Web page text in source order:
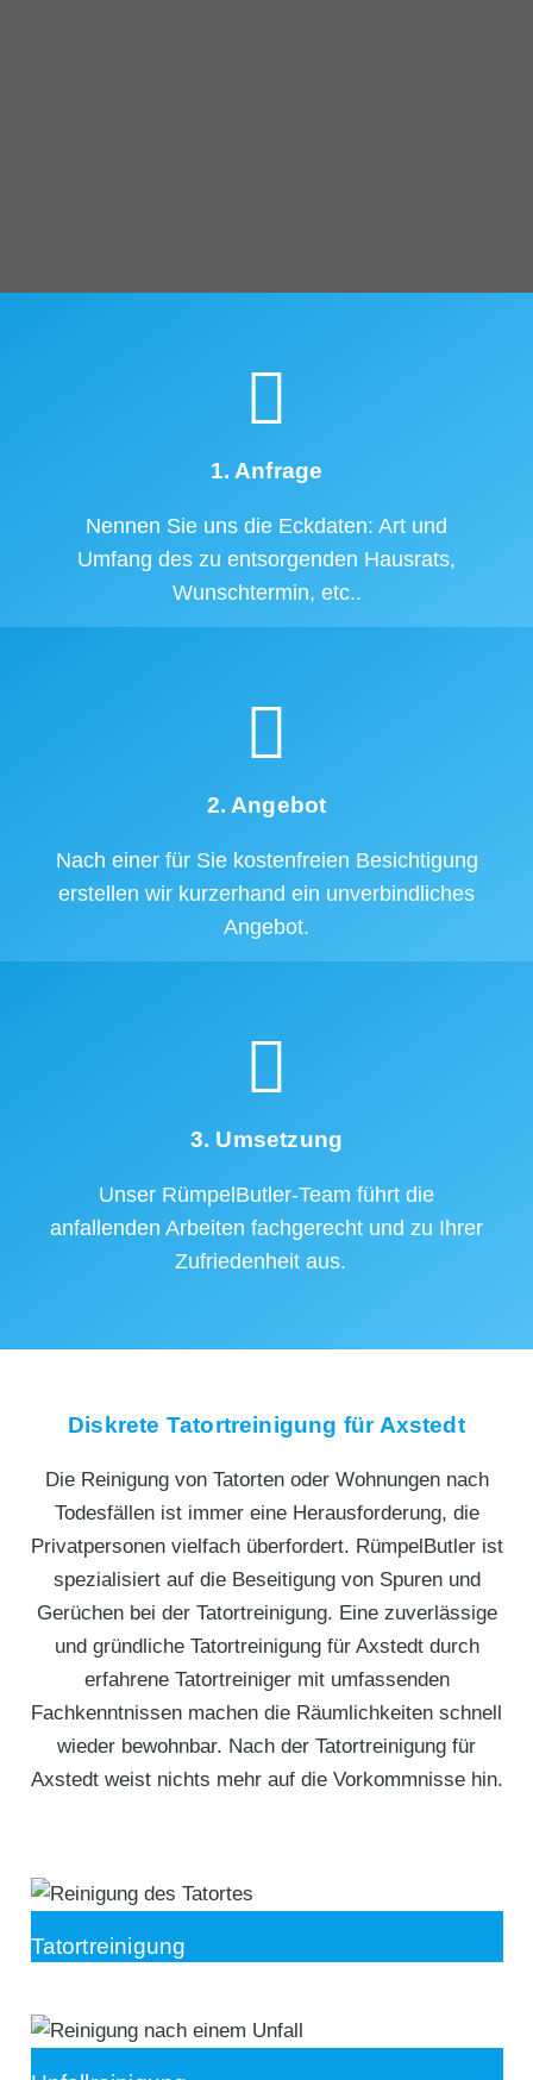
1. Anfrage
Nennen Sie uns die Eckdaten: Art und
Umfang des zu entsorgenden Hausrats,
Wunschtermin, etc..
2. Angebot
Nach einer für Sie kostenfreien Besichtigung
erstellen wir kurzerhand ein unverbindliches
Angebot.
3. Umsetzung
Unser RümpelButler-Team führt die
anfallenden Arbeiten fachgerecht und zu Ihrer
Zufriedenheit aus.
Diskrete Tatortreinigung für Axstedt
Die Reinigung von Tatorten oder Wohnungen nach
Todesfällen ist immer eine Herausforderung, die
Privatpersonen vielfach überfordert. RümpelButler ist
spezialisiert auf die Beseitigung von Spuren und
Gerüchen bei der Tatortreinigung. Eine zuverlässige
und gründliche Tatortreinigung für Axstedt durch
erfahrene Tatortreiniger mit umfassenden
Fachkenntnissen machen die Räumlichkeiten schnell
wieder bewohnbar. Nach der Tatortreinigung für
Axstedt weist nichts mehr auf die Vorkommnisse hin.
Tatortreinigung